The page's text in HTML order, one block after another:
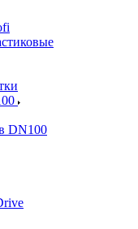
DN100